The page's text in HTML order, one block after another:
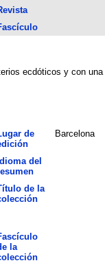
ecdóticos y con
de
Barcelona
Idioma del
de la
la